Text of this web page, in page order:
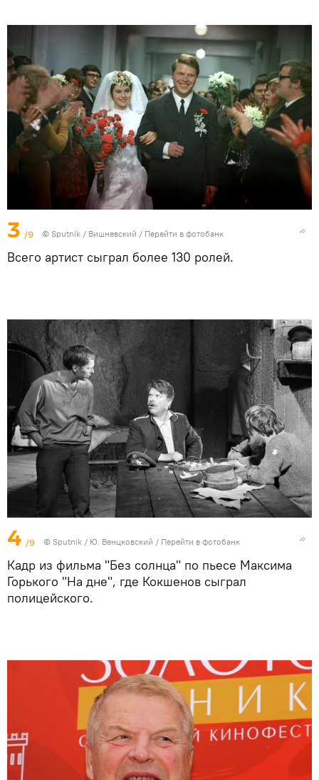
3 /9 © Sputnik / Вишневский / Перейти в фотобанк
Всего артист сыграл более 130 ролей.
4 /9 © Sputnik / Ю. Венцковский / Перейти в фотобанк
Кадр из фильма "Без солнца" по пьесе Максима
Горького "На дне", где Кокшенов сыграл
полицейского.